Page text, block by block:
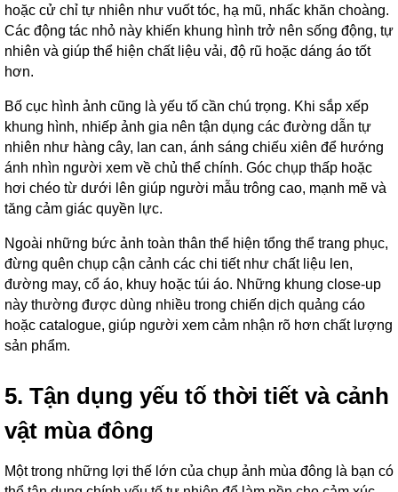
hoặc cử chỉ tự nhiên như vuốt tóc, hạ mũ, nhấc khăn choàng.
Các động tác nhỏ này khiến khung hình trở nên sống động, tự
nhiên và giúp thể hiện chất liệu vải, độ rũ hoặc dáng áo tốt
hơn.
Bố cục hình ảnh cũng là yếu tố cần chú trọng. Khi sắp xếp
khung hình, nhiếp ảnh gia nên tận dụng các đường dẫn tự
nhiên như hàng cây, lan can, ánh sáng chiếu xiên để hướng
ánh nhìn người xem về chủ thể chính. Góc chụp thấp hoặc
hơi chéo từ dưới lên giúp người mẫu trông cao, mạnh mẽ và
tăng cảm giác quyền lực.
Ngoài những bức ảnh toàn thân thể hiện tổng thể trang phục,
đừng quên chụp cận cảnh các chi tiết như chất liệu len,
đường may, cổ áo, khuy hoặc túi áo. Những khung close-up
này thường được dùng nhiều trong chiến dịch quảng cáo
hoặc catalogue, giúp người xem cảm nhận rõ hơn chất lượng
sản phẩm.
5. Tận dụng yếu tố thời tiết và cảnh
vật mùa đông
Một trong những lợi thế lớn của chụp ảnh mùa đông là bạn có